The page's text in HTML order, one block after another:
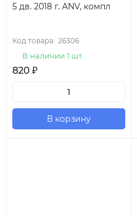
5 дв. 2018 г. ANV, компл
Код товара: 26306
В наличии 1 шт.
820 ₽
В корзину